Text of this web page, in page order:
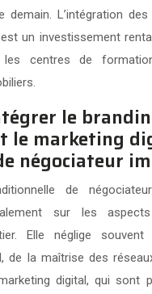
demain. L’intégration
un investissement
les centres de
le
le marketing
négociateur
de
sur les
Elle néglige souvent
de la maîtrise des
digital, qui sont